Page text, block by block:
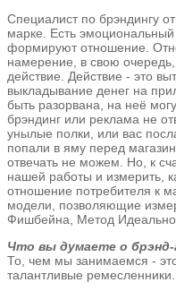
Специалист по брэндингу
марке. Есть
формируют отношение.
намерение, в свою
действие. Действие - это
выкладывание денег на
быть разорвана, на неё
брэндинг или реклама не
унылые полки, или вас
попали в яму перед
отвечать не можем. Но, к
нашей работы и измерить,
отношение потребителя к
модели, позволяющие
Фишбейна, Метод
Что вы думаете о
То, чем мы занимаемся -
талантливые ремесленники.